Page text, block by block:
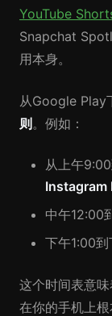
YouTube
Snapchat
用本身。
从Google Play
则 。例如：
从上午
Instagram
中午12:00
下午1:00
这个时间表意
在你的手机上